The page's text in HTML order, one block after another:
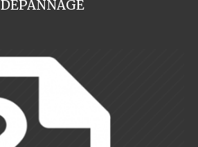
DEPANNAGE